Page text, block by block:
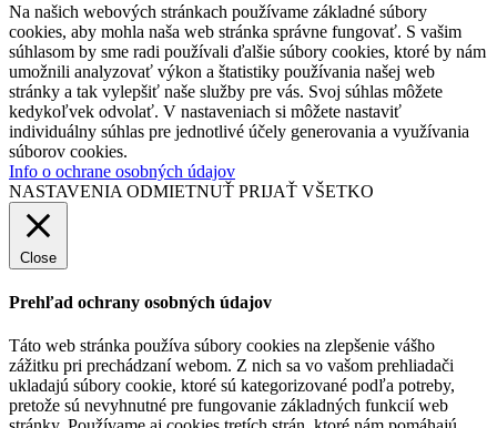
Na našich webových stránkach používame základné súbory
cookies, aby mohla naša web stránka správne fungovať. S vašim
súhlasom by sme radi používali ďalšie súbory cookies, ktoré by nám
umožnili analyzovať výkon a štatistiky používania našej web
stránky a tak vylepšiť naše služby pre vás. Svoj súhlas môžete
kedykoľvek odvolať. V nastaveniach si môžete nastaviť
individuálny súhlas pre jednotlivé účely generovania a využívania
súborov cookies.
Info o ochrane osobných údajov
NASTAVENIA ODMIETNUŤ PRIJAŤ VŠETKO
Close
Prehľad ochrany osobných údajov
Táto web stránka používa súbory cookies na zlepšenie vášho
zážitku pri prechádzaní webom. Z nich sa vo vašom prehliadači
ukladajú súbory cookie, ktoré sú kategorizované podľa potreby,
pretože sú nevyhnutné pre fungovanie základných funkcií web